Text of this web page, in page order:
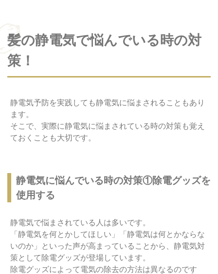
髪の静電気で悩んでいる時の対
策！
静電気予防を実践しても静電気に悩まされることもあり
ます。
そこで、実際に静電気に悩まされている時の対策も覚え
ておくことも大切です。
静電気に悩んでいる時の対策①除電グッズを
使用する
静電気で悩まされている人は多いです。
「静電気を何とかしてほしい」「静電気は何とかならな
いのか」といった声が高まっていることから、静電気対
策として除電グッズが登場しています。
除電グッズによって電気の除去の方法は異なるのです